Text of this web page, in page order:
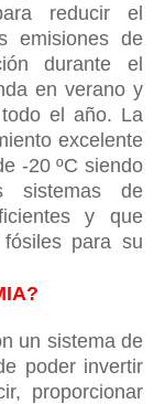
reducir el
emisiones de
durante el
en verano y
el año. La
excelente
-20 ºC siendo
sistemas de
y que
para su
un sistema de
poder invertir
proporcionar